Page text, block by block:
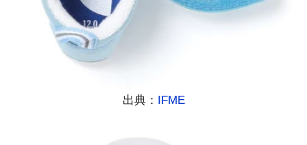
出典： IFME